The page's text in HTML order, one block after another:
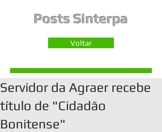
Posts Sinterpa
Voltar
Servidor da Agraer recebe
título de "Cidadão
Bonitense"